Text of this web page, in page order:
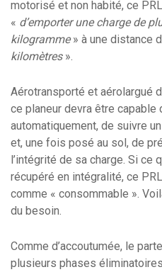
motorisé et non habité, ce
« d’emporter une charge de
kilogramme» à une distance
kilomètres».
Aérotransporté et aérolargué
ce planeur devra être capable
automatiquement, de suivre
et, une fois posé au sol, de
l’intégrité de sa charge. Si ce
récupéré en intégralité, ce
comme « consommable ».
du besoin.
Comme d’accoutumée, le
plusieurs phases